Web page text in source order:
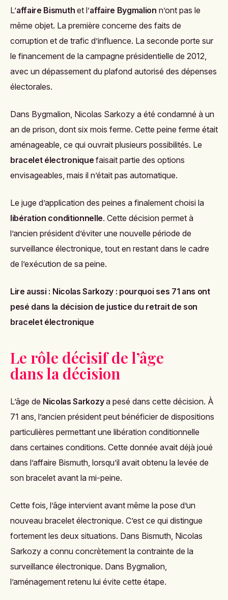
L’affaire Bismuth et l’affaire Bygmalion n’ont pas le
même objet. La première concerne des faits de
corruption et de trafic d’influence. La seconde porte sur
le financement de la campagne présidentielle de 2012,
avec un dépassement du plafond autorisé des dépenses
électorales.
Dans Bygmalion, Nicolas Sarkozy a été condamné à un
an de prison, dont six mois ferme. Cette peine ferme était
aménageable, ce qui ouvrait plusieurs possibilités. Le
bracelet électronique faisait partie des options
envisageables, mais il n’était pas automatique.
Le juge d’application des peines a finalement choisi la
libération conditionnelle. Cette décision permet à
l’ancien président d’éviter une nouvelle période de
surveillance électronique, tout en restant dans le cadre
de l’exécution de sa peine.
Lire aussi : Nicolas Sarkozy : pourquoi ses 71 ans ont
pesé dans la décision de justice du retrait de son
bracelet électronique
Le rôle décisif de l’âge
dans la décision
L’âge de Nicolas Sarkozya pesé dans cette décision. À
71 ans, l’ancien président peut bénéficier de dispositions
particulières permettant une libération conditionnelle
dans certaines conditions. Cette donnée avait déjà joué
dans l’affaire Bismuth, lorsqu’il avait obtenu la levée de
son bracelet avant la mi-peine.
Cette fois, l’âge intervient avant même la pose d’un
nouveau bracelet électronique. C’est ce qui distingue
fortement les deux situations. Dans Bismuth, Nicolas
Sarkozy a connu concrètement la contrainte de la
surveillance électronique. Dans Bygmalion,
l’aménagement retenu lui évite cette étape.